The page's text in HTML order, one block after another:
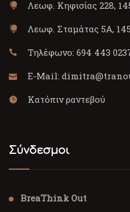
Λεωφ. Κηφισίας 228,
Λεωφ. Σταμάτας 5Α,
Τηλέφωνο: 694 443
E-Mail:
Κατόπιν ραντεβού
Σύνδεσμοι
BreaThink Out